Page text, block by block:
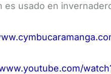
es usado en